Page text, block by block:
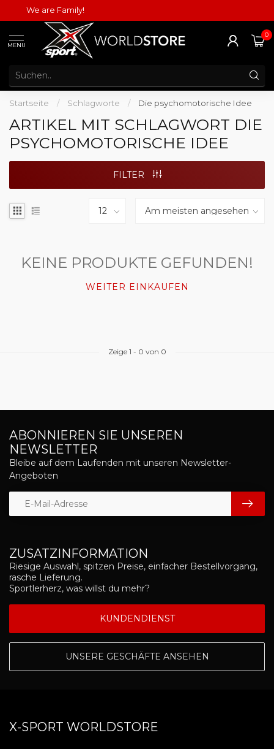
We are Family!
MENU
0
Startseite / Schlagworte / Die psychomotorische Idee
ARTIKEL MIT SCHLAGWORT DIE
PSYCHOMOTORISCHE IDEE
FILTER
KEINE PRODUKTE GEFUNDEN!
WEITER EINKAUFEN
Zeige 1 - 0 von 0
ZUSATZINFORMATION
Riesige Auswahl, spitzen Preise, einfacher Bestellvorgang,
rasche Lieferung.
Sportlerherz, was willst du mehr?
KUNDENDIENST
UNSERE GESCHÄFTE ANSEHEN
ABONNIEREN SIE UNSEREN
NEWSLETTER
Bleibe auf dem Laufenden mit unseren Newsletter-
Angeboten
X-SPORT WORLDSTORE